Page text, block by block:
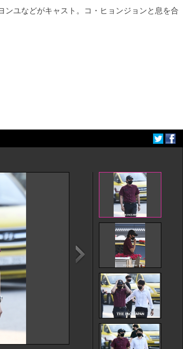
ンユなどがキャスト。コ・ヒョンジョンと息を合